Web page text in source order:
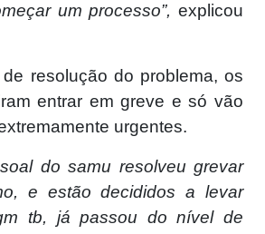
um processo”, explicou
resolução do problema, os
entrar em greve e só vão
urgentes.
do samu resolveu grevar
e estão decididos a levar
tb, já passou do nível de